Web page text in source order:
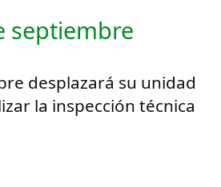
septiembre
desplazará su unidad
la inspección técnica